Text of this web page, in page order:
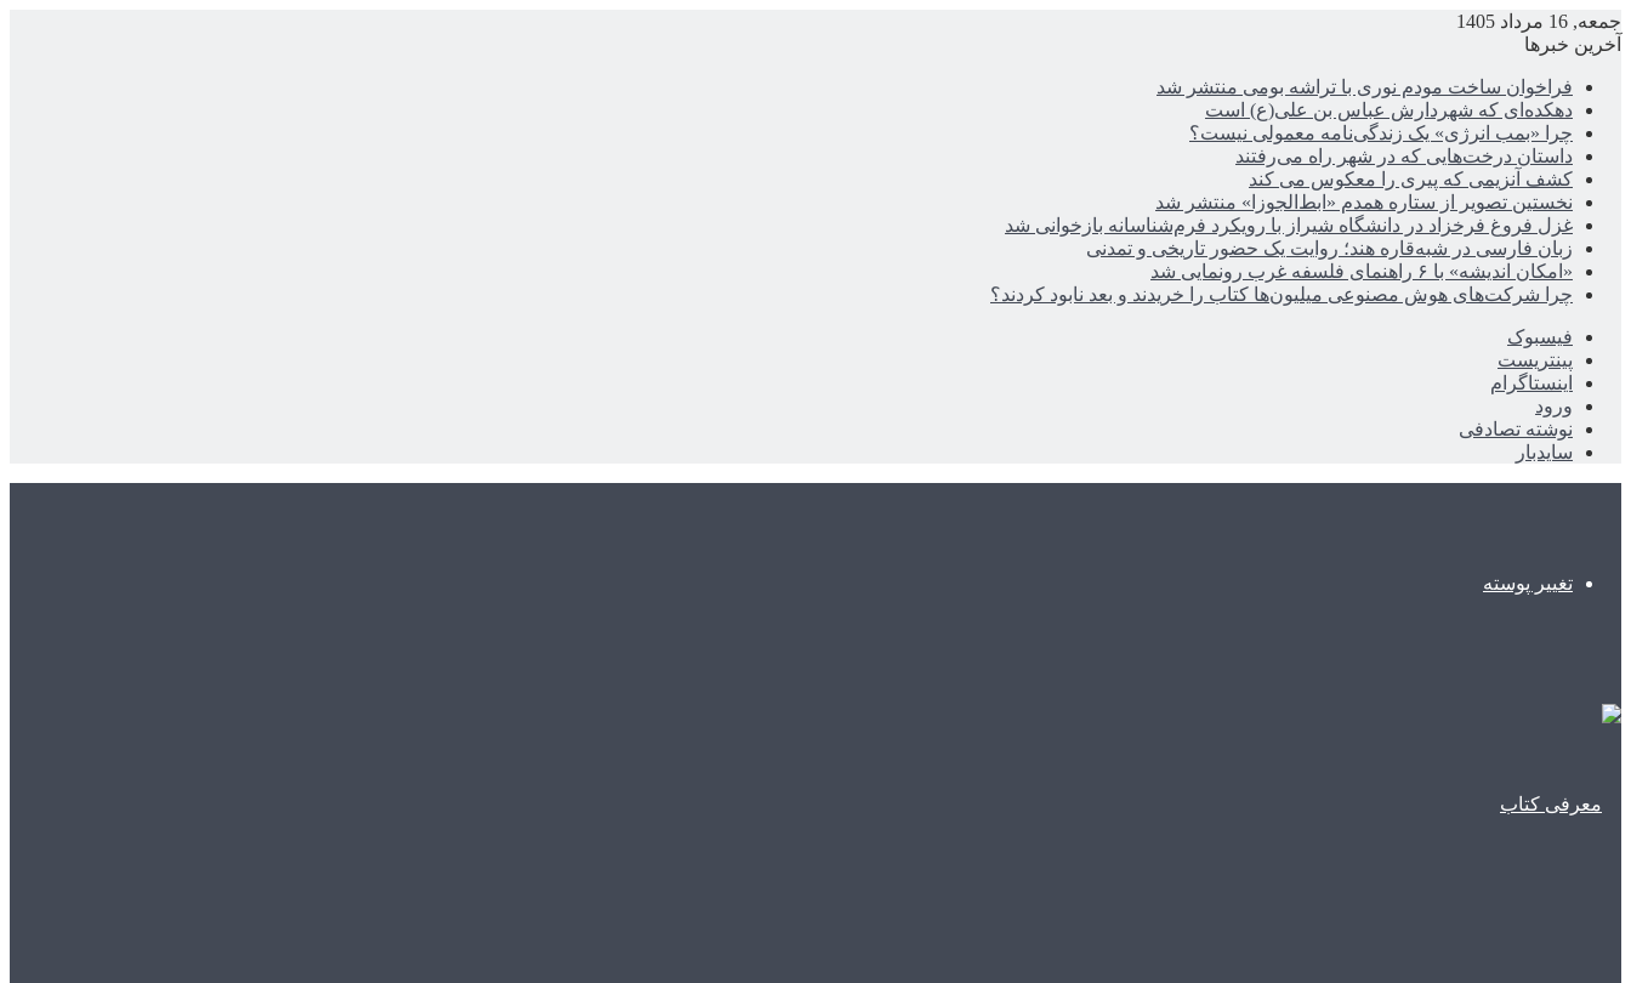
جمعه, 16 مرداد 1405
آخرین خبرها
فراخوان ساخت مودم نوری با تراشه بومی منتشر شد
دهکده‌ای که شهردارش عباس بن علی(ع) است
چرا «بمب انرژی» یک زندگی‌نامه معمولی نیست؟
داستان درخت‌هایی که در شهر راه می‌رفتند
کشف آنزیمی که پیری را معکوس می کند
نخستین تصویر از ستاره همدم «ابط‌الجوزا» منتشر شد
غزل فروغ فرخزاد در دانشگاه شیراز با رویکرد فرم‌شناسانه بازخوانی شد
زبان فارسی در شبه‌قاره هند؛ روایت یک حضور تاریخی و تمدنی
«امکان اندیشه» با ۶ راهنمای فلسفه غرب رونمایی شد
چرا شرکت‌های هوش مصنوعی میلیون‌ها کتاب را خریدند و بعد نابود کردند؟
فیسبوک
پینتریست
اینستاگرام
ورود
نوشته تصادفی
سایدبار
تغییر پوسته